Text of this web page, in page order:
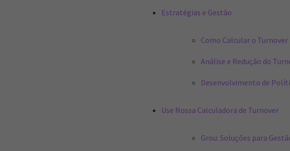
Estratégias e Gestão
Como Calcular o Turnover
Análise e Redução do
Desenvolvimento de
Use Nossa Calculadora de Turnover
Grou: Soluções para